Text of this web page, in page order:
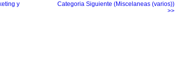
y
Categoria Siguiente (Miscelaneas (varios))
>>